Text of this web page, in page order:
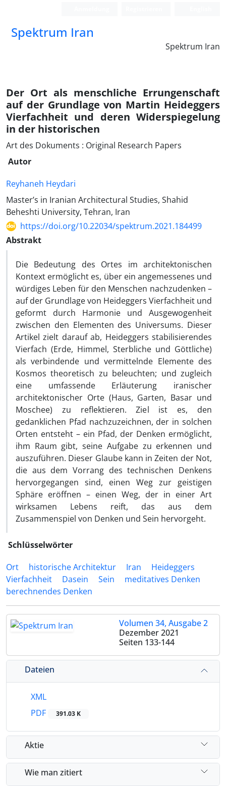
Spektrum Iran
Spektrum Iran
Der Ort als menschliche Errungenschaft
auf der Grundlage von Martin Heideggers
Vierfachheit und deren Widerspiegelung
in der historischen
Art des Dokuments : Original Research Papers
Autor
Reyhaneh Heydari
Master’s in Iranian Architectural Studies, Shahid
Beheshti University, Tehran, Iran
https://doi.org/10.22034/spektrum.2021.184499
Abstrakt
Die Bedeutung des Ortes im architektonischen
Kontext ermöglicht es, über ein angemessenes und
würdiges Leben für den Menschen nachzudenken –
auf der Grundlage von Heideggers Vierfachheit und
geformt durch Harmonie und Ausgewogenheit
zwischen den Elementen des Universums. Dieser
Artikel zielt darauf ab, Heideggers stabilisierendes
Vierfach (Erde, Himmel, Sterbliche und Göttliche)
als verbindende und vermittelnde Elemente des
Kosmos theoretisch zu beleuchten; und zugleich
eine umfassende Erläuterung iranischer
architektonischer Orte (Haus, Garten, Basar und
Moschee) zu reflektieren. Ziel ist es, den
gedanklichen Pfad nachzuzeichnen, der in solchen
Orten entsteht – ein Pfad, der Denken ermöglicht,
ihm Raum gibt, seine Aufgabe zu erkennen und
auszuführen. Dieser Glaube kann in Zeiten der Not,
die aus dem Vorrang des technischen Denkens
hervorgegangen sind, einen Weg zur geistigen
Sphäre eröffnen – einen Weg, der in einer Art
wirksamen Lebens reift, das aus dem
Zusammenspiel von Denken und Sein hervorgeht.
Schlüsselwörter
Ort
historische Architektur Iran
Heideggers
Vierfachheit
Dasein Sein
meditatives Denken
berechnendes Denken
Volumen 34, Ausgabe 2
Dezember 2021
Seiten 133-144
Dateien
XML
PDF
391.03 K
Aktie
Wie man zitiert